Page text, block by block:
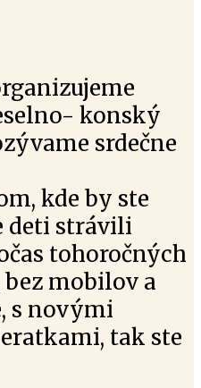
konský
srdečne
kde by ste
deti strávili
tohoročných
mobilov a
s novými
tak ste